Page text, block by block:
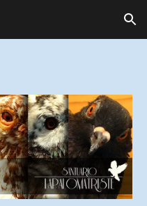
Skip to navigation